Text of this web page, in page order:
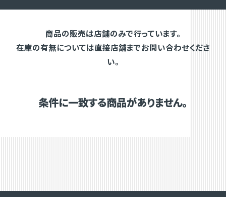
商品の販売は店舗のみで行っています。
在庫の有無については直接店舗までお問い合わせくださ
い。
条件に一致する商品がありません。